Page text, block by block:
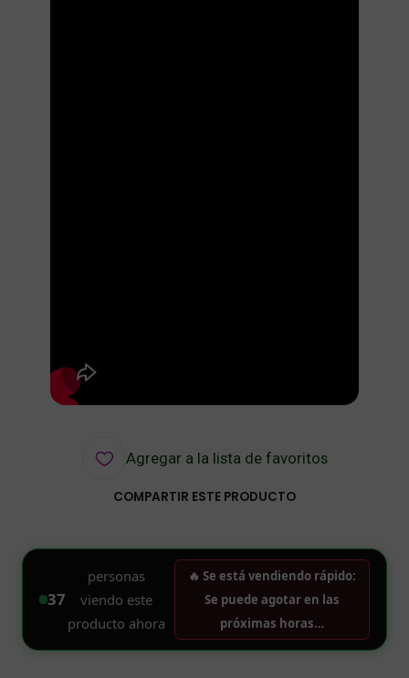
Agregar a la lista de favoritos
COMPARTIR ESTE PRODUCTO